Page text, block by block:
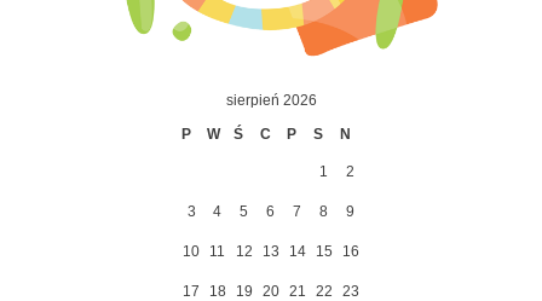
sierpień 2026
P
W Ś C P S N
1 2
3 4 5 6 7 8 9
10 11 12 13 14 15 16
17 18 19 20 21 22 23